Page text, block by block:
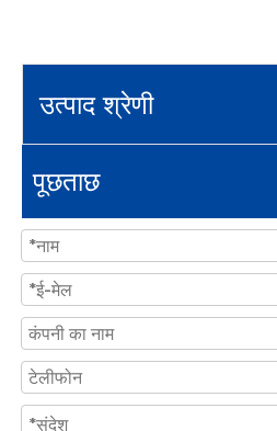
उत्पाद श्रेणी
पूछताछ